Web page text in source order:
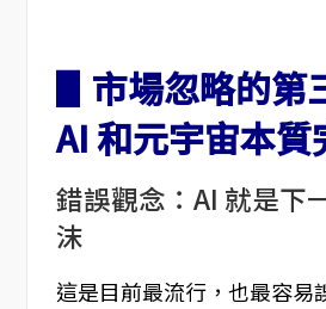
▋市場忽略的第
AI 和元宇宙本質
錯誤觀念：AI 就是下
沫
這是目前最流行，也最容易